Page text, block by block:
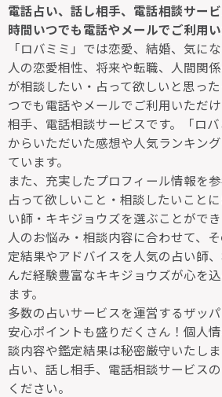
電話占い、話し相手、電話相談サー
時間いつでも電話やメールでご利用い
「ロバミミ」では恋愛、結婚、気に
人の恋愛相性、将来や転職、人間関
が相談したい・占って欲しいと思っ
つでも電話やメールでご利用いただ
相手、電話相談サービスです。「ロ
からいただいた感想や人気ランキン
ています。
また、充実したプロフィール情報を
占って欲しいこと・相談したいこと
い師・キキジョウズを選ぶことがで
人のお悩み・相談内容に合わせて、
定結果やアドバイスを人気の占い師
んだ経験豊富なキキジョウズが心を
ます。
多数の占いサービスを運営するザッ
安心ポイントも盛りだくさん！個人
談内容や鑑定結果は秘密厳守いたし
占い、話し相手、電話相談サービス
ください。